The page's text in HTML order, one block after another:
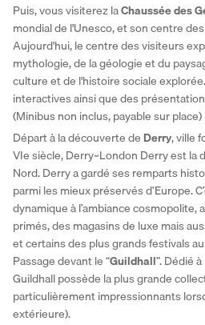
Puis, vous visiterez la Chaussée des
mondial de l'Unesco, et son centre
Aujourd'hui, le centre des visiteurs
mythologie, de la géologie et du
culture et de l'histoire sociale
interactives ainsi que des
(Minibus non inclus, payable sur place)
Départ à la découverte de Derry, ville
VIe siècle, Derry~London Derry est la
Nord. Derry a gardé ses remparts
parmi les mieux préservés d’Europe.
dynamique à l’ambiance cosmopolite,
primés, des magasins de luxe mais
et certains des plus grands festivals
Passage devant le “Guildhall”. Dédié
Guildhall possède la plus grande
particulièrement impressionnants
extérieure).